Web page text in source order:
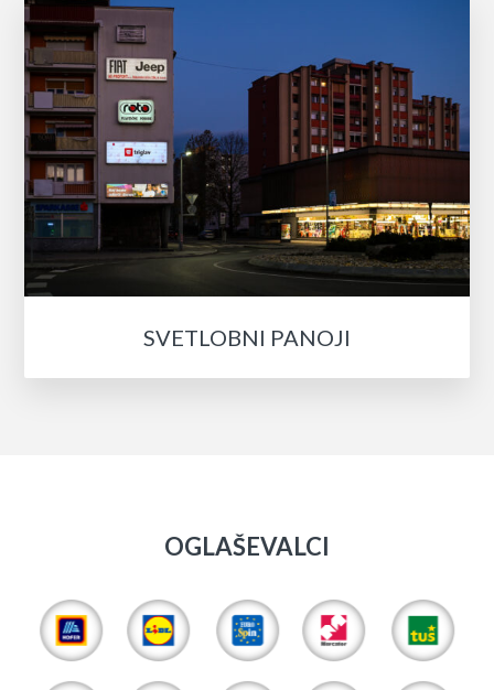
SVETLOBNI PANOJI
OGLAŠEVALCI